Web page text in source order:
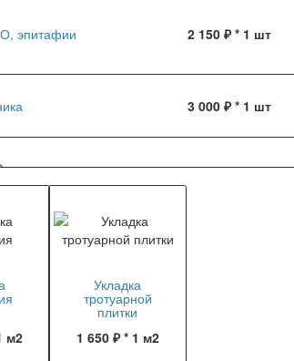
эпитафии 2 150 ₽ * 1 шт
3 000 ₽ * 1 шт
м2
Укладка
тротуарной
плитки
1 650 ₽ * 1 м2